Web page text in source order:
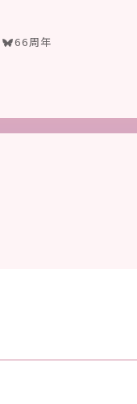
66周年